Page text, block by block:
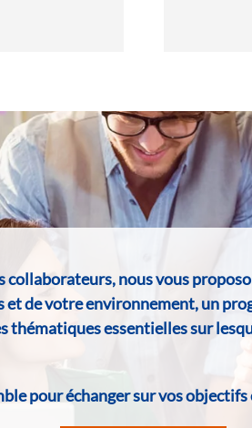
collaborateurs, nous vous
et de votre environnement, un
thématiques essentielles sur
pour échanger sur vos objectifs